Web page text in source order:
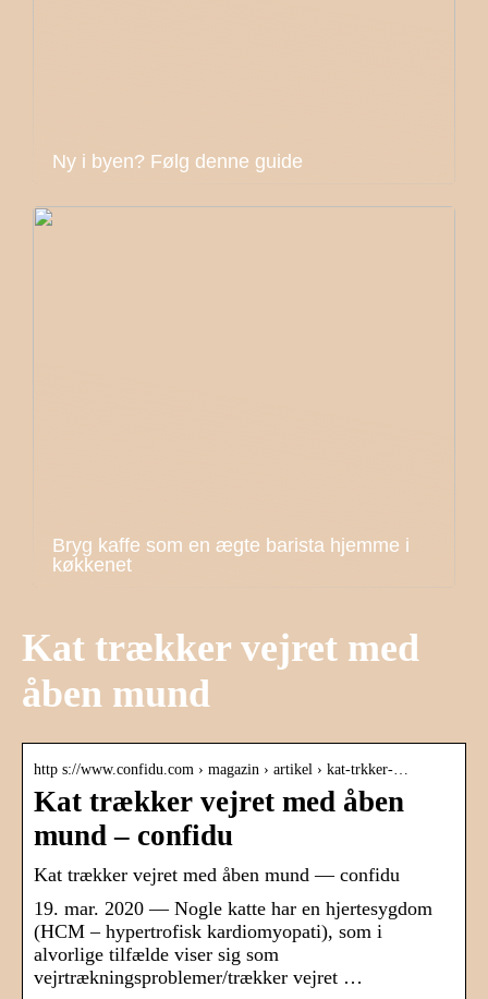
Ny i byen? Følg denne guide
Bryg kaffe som en ægte barista hjemme i
køkkenet
Kat trækker vejret med
åben mund
http s://www.confidu.com › magazin › artikel › kat-trkker-…
Kat trækker vejret med åben
mund – confidu
Kat trækker vejret med åben mund — confidu
19. mar. 2020 — Nogle katte har en hjertesygdom
(HCM – hypertrofisk kardiomyopati), som i
alvorlige tilfælde viser sig som
vejrtrækningsproblemer/trækker vejret …